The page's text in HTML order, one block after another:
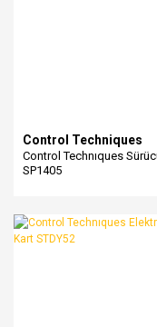
Control Techniques
Control Technıques
SP1405